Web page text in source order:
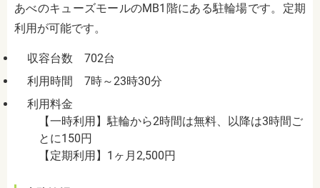
あべのキューズモールのMB1階にある駐輪場です。定期
利用が可能です。
収容台数 702台
利用時間 7時～23時30分
利用料金
【一時利用】駐輪から2時間は無料、以降は3時間ご
とに150円
【定期利用】1ヶ月2,500円